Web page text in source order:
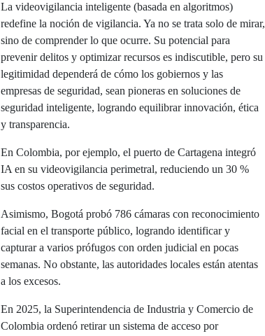
La videovigilancia inteligente (basada en algoritmos)
redefine la noción de vigilancia. Ya no se trata solo de mirar,
sino de comprender lo que ocurre. Su potencial para
prevenir delitos y optimizar recursos es indiscutible, pero su
legitimidad dependerá de cómo los gobiernos y las
empresas de seguridad, sean pioneras en soluciones de
seguridad inteligente, logrando equilibrar innovación, ética
y transparencia.
En Colombia, por ejemplo, el puerto de Cartagena integró
IA en su videovigilancia perimetral, reduciendo un 30 %
sus costos operativos de seguridad.
Asimismo, Bogotá probó 786 cámaras con reconocimiento
facial en el transporte público, logrando identificar y
capturar a varios prófugos con orden judicial en pocas
semanas. No obstante, las autoridades locales están atentas
a los excesos.
En 2025, la Superintendencia de Industria y Comercio de
Colombia ordenó retirar un sistema de acceso por